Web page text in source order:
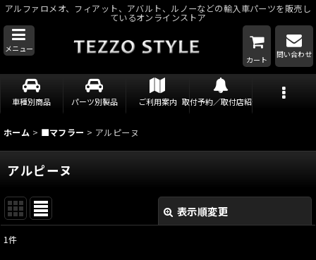
アルファロメオ、フィアット、アバルト、ルノーなどの輸入車パーツを販売し
ているオンラインストア
メニュー
カート
問い合わせ
車種別商品 パーツ別製品 ご利用案内 取付予約／取付店紹介
ホーム > ■マフラー > アルピーヌ
アルピーヌ
表示順変更
1件